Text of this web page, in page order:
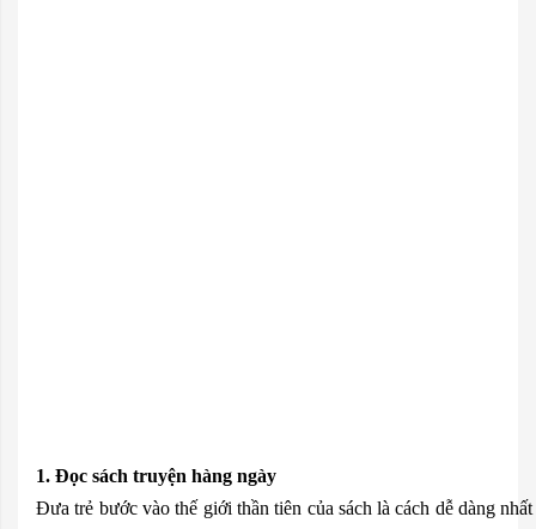
1. Đọc sách truyện hàng ngày
Đưa trẻ bước vào thế giới thần tiên của sách là cách dễ dàng